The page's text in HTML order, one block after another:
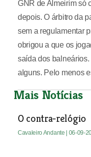
GNR de Almeirim só
depois. O árbitro da
sem a regulamentar
obrigou a que os
saída dos
alguns. Pelo menos
Mais Notícias
O contra-relógio
Cavaleiro Andante | 06-09-